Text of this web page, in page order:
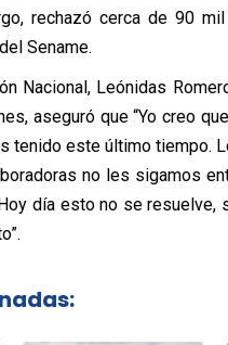
rechazó cerca de 90
Sename.
Nacional, Leónidas
aseguró que “Yo creo
tenido este último tiempo.
no les sigamos
día esto no se